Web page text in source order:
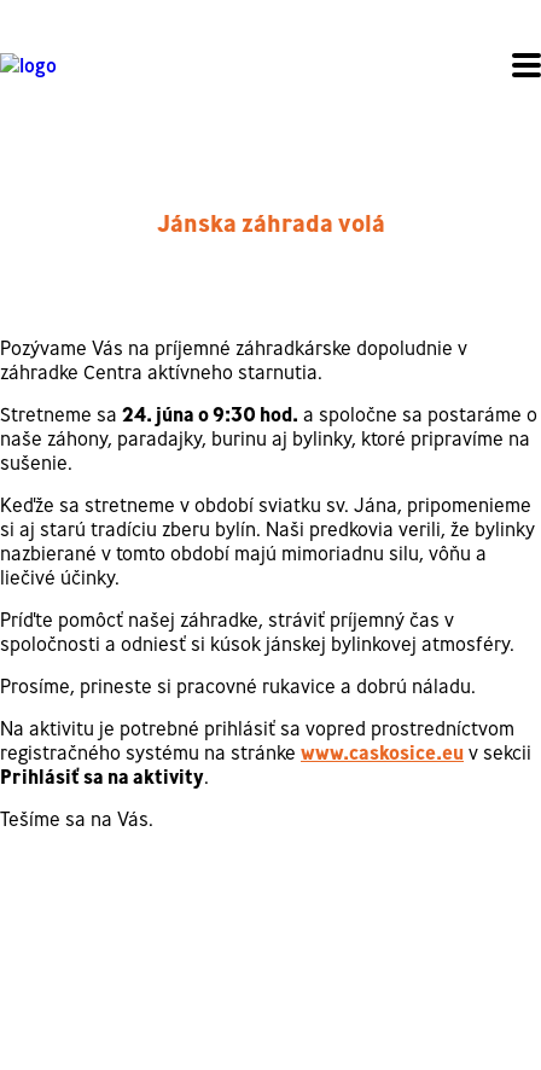
Jánska záhrada volá
Pozývame Vás na príjemné záhradkárske dopoludnie v
záhradke Centra aktívneho starnutia.
Stretneme sa 24. júna o 9:30 hod. a spoločne sa postaráme o
naše záhony, paradajky, burinu aj bylinky, ktoré pripravíme na
sušenie.
Keďže sa stretneme v období sviatku sv. Jána, pripomenieme
si aj starú tradíciu zberu bylín. Naši predkovia verili, že bylinky
nazbierané v tomto období majú mimoriadnu silu, vôňu a
liečivé účinky.
Príďte pomôcť našej záhradke, stráviť príjemný čas v
spoločnosti a odniesť si kúsok jánskej bylinkovej atmosféry.
Prosíme, prineste si pracovné rukavice a dobrú náladu.
Na aktivitu je potrebné prihlásiť sa vopred prostredníctvom
registračného systému na stránke www.caskosice.eu v sekcii
Prihlásiť sa na aktivity.
Tešíme sa na Vás.